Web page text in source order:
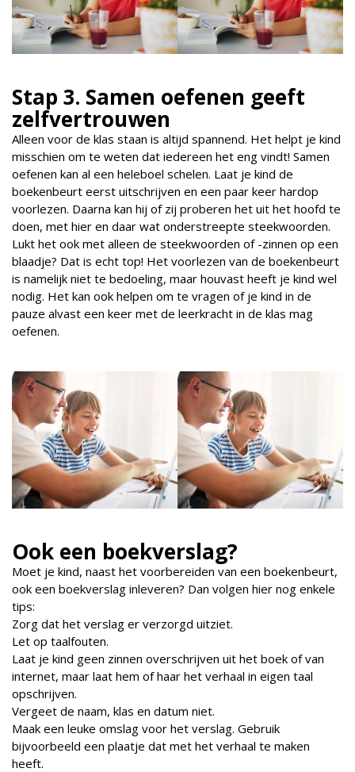
Stap 3. Samen oefenen geeft
zelfvertrouwen
Alleen voor de klas staan is altijd spannend. Het helpt je kind
misschien om te weten dat iedereen het eng vindt! Samen
oefenen kan al een heleboel schelen. Laat je kind de
boekenbeurt eerst uitschrijven en een paar keer hardop
voorlezen. Daarna kan hij of zij proberen het uit het hoofd te
doen, met hier en daar wat onderstreepte steekwoorden.
Lukt het ook met alleen de steekwoorden of -zinnen op een
blaadje? Dat is echt top! Het voorlezen van de boekenbeurt
is namelijk niet te bedoeling, maar houvast heeft je kind wel
nodig. Het kan ook helpen om te vragen of je kind in de
pauze alvast een keer met de leerkracht in de klas mag
oefenen.
Ook een boekverslag?
Moet je kind, naast het voorbereiden van een boekenbeurt,
ook een boekverslag inleveren? Dan volgen hier nog enkele
tips:
Zorg dat het verslag er verzorgd uitziet.
Let op taalfouten.
Laat je kind geen zinnen overschrijven uit het boek of van
internet, maar laat hem of haar het verhaal in eigen taal
opschrijven.
Vergeet de naam, klas en datum niet.
Maak een leuke omslag voor het verslag. Gebruik
bijvoorbeeld een plaatje dat met het verhaal te maken
heeft.